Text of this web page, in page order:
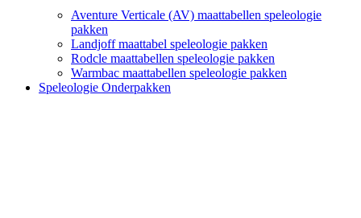
Aventure Verticale (AV) maattabellen speleologie
pakken
Landjoff maattabel speleologie pakken
Rodcle maattabellen speleologie pakken
Warmbac maattabellen speleologie pakken
Speleologie Onderpakken